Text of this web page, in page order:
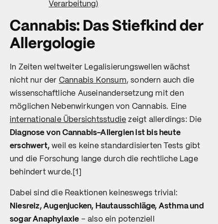
Verarbeitung)
Cannabis: Das Stiefkind der
Allergologie
In Zeiten weltweiter Legalisierungswellen wächst
nicht nur der Cannabis Konsum, sondern auch die
wissenschaftliche Auseinandersetzung mit den
möglichen Nebenwirkungen von Cannabis. Eine
internationale Übersichtsstudie zeigt allerdings: Die
Diagnose von Cannabis-Allergien ist bis heute
erschwert, weil es keine standardisierten Tests gibt
und die Forschung lange durch die rechtliche Lage
behindert wurde.[1]
Dabei sind die Reaktionen keineswegs trivial:
Niesreiz, Augenjucken, Hautausschläge, Asthma und
sogar Anaphylaxie – also ein potenziell